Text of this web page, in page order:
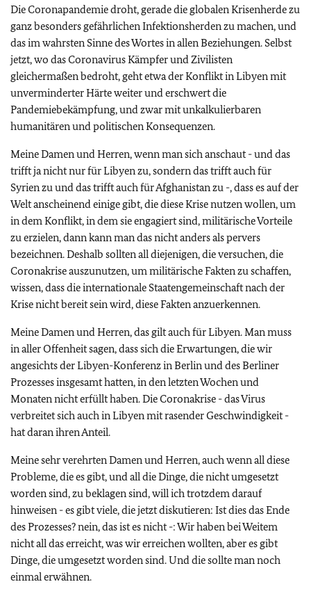
Die Coronapandemie droht, gerade die globalen Krisenherde zu
ganz besonders gefährlichen Infektionsherden zu machen, und
das im wahrsten Sinne des Wortes in allen Beziehungen. Selbst
jetzt, wo das Coronavirus Kämpfer und Zivilisten
gleichermaßen bedroht, geht etwa der Konflikt in Libyen mit
unverminderter Härte weiter und erschwert die
Pandemiebekämpfung, und zwar mit unkalkulierbaren
humanitären und politischen Konsequenzen.
Meine Damen und Herren, wenn man sich anschaut - und das
trifft ja nicht nur für Libyen zu, sondern das trifft auch für
Syrien zu und das trifft auch für Afghanistan zu -, dass es auf der
Welt anscheinend einige gibt, die diese Krise nutzen wollen, um
in dem Konflikt, in dem sie engagiert sind, militärische Vorteile
zu erzielen, dann kann man das nicht anders als pervers
bezeichnen. Deshalb sollten all diejenigen, die versuchen, die
Coronakrise auszunutzen, um militärische Fakten zu schaffen,
wissen, dass die internationale Staatengemeinschaft nach der
Krise nicht bereit sein wird, diese Fakten anzuerkennen.
Meine Damen und Herren, das gilt auch für Libyen. Man muss
in aller Offenheit sagen, dass sich die Erwartungen, die wir
angesichts der Libyen-Konferenz in Berlin und des Berliner
Prozesses insgesamt hatten, in den letzten Wochen und
Monaten nicht erfüllt haben. Die Coronakrise - das Virus
verbreitet sich auch in Libyen mit rasender Geschwindigkeit -
hat daran ihren Anteil.
Meine sehr verehrten Damen und Herren, auch wenn all diese
Probleme, die es gibt, und all die Dinge, die nicht umgesetzt
worden sind, zu beklagen sind, will ich trotzdem darauf
hinweisen - es gibt viele, die jetzt diskutieren: Ist dies das Ende
des Prozesses? nein, das ist es nicht -: Wir haben bei Weitem
nicht all das erreicht, was wir erreichen wollten, aber es gibt
Dinge, die umgesetzt worden sind. Und die sollte man noch
einmal erwähnen.